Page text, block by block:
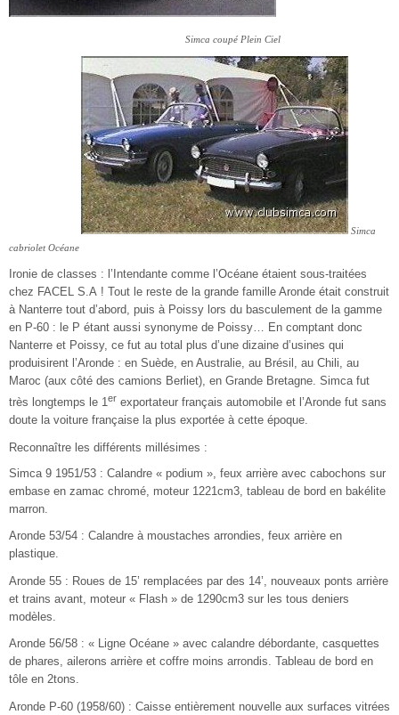
Simca coupé Plein Ciel
Simca
cabriolet Océane
Ironie de classes : l’Intendante comme l’Océane étaient sous-traitées
chez FACEL S.A ! Tout le reste de la grande famille Aronde était construit
à Nanterre tout d’abord, puis à Poissy lors du basculement de la gamme
en P-60 : le P étant aussi synonyme de Poissy… En comptant donc
Nanterre et Poissy, ce fut au total plus d’une dizaine d’usines qui
produisirent l’Aronde : en Suède, en Australie, au Brésil, au Chili, au
Maroc (aux côté des camions Berliet), en Grande Bretagne. Simca fut
très longtemps le 1er exportateur français automobile et l’Aronde fut sans
doute la voiture française la plus exportée à cette époque.
Reconnaître les différents millésimes :
Simca 9 1951/53 : Calandre « podium », feux arrière avec cabochons sur
embase en zamac chromé, moteur 1221cm3, tableau de bord en bakélite
marron.
Aronde 53/54 : Calandre à moustaches arrondies, feux arrière en
plastique.
Aronde 55 : Roues de 15’ remplacées par des 14’, nouveaux ponts arrière
et trains avant, moteur « Flash » de 1290cm3 sur les tous deniers
modèles.
Aronde 56/58 : « Ligne Océane » avec calandre débordante, casquettes
de phares, ailerons arrière et coffre moins arrondis. Tableau de bord en
tôle en 2tons.
Aronde P-60 (1958/60) : Caisse entièrement nouvelle aux surfaces vitrées